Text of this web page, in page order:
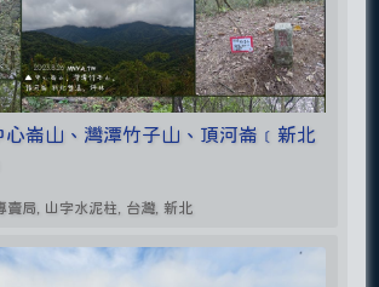
崙山、灣潭竹子山、頂河崙﹝新北
賣局, 山字水泥柱, 台灣, 新北